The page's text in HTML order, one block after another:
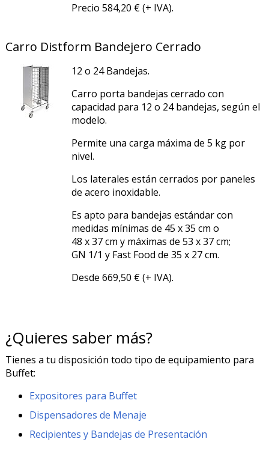
Precio 584,20 € (+ IVA).
Carro Distform Bandejero Cerrado
12 o 24 Bandejas.
Carro porta bandejas cerrado con
capacidad para 12 o 24 bandejas, según el
modelo.
Permite una carga máxima de 5 kg por
nivel.
Los laterales están cerrados por paneles
de acero inoxidable.
Es apto para bandejas estándar con
medidas mínimas de 45 x 35 cm o
48 x 37 cm y máximas de 53 x 37 cm;
GN 1/1 y Fast Food de 35 x 27 cm.
Desde 669,50 € (+ IVA).
¿Quieres saber más?
Tienes a tu disposición todo tipo de equipamiento para
Buffet:
Expositores para Buffet
Dispensadores de Menaje
Recipientes y Bandejas de Presentación